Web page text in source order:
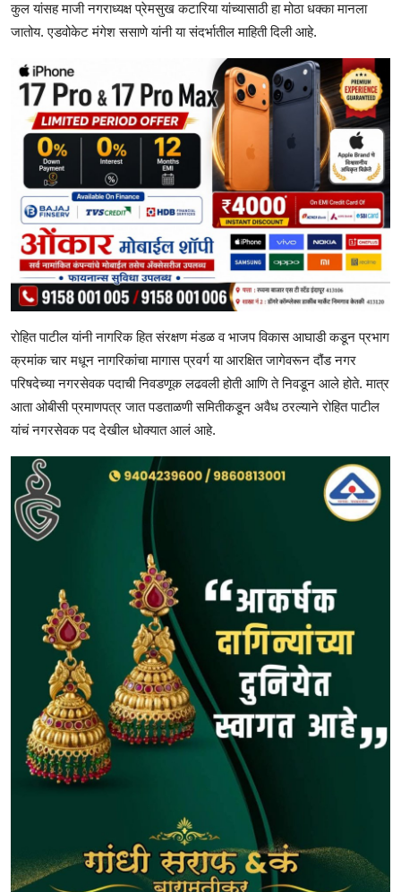
कुल यांसह माजी नगराध्यक्ष प्रेमसुख कटारिया यांच्यासाठी हा मोठा धक्का मानला
जातोय. एडवोकेट मंगेश ससाणे यांनी या संदर्भातील माहिती दिली आहे.
रोहित पाटील यांनी नागरिक हित संरक्षण मंडळ व भाजप विकास आघाडी कडून प्रभाग
क्रमांक चार मधून नागरिकांचा मागास प्रवर्ग या आरक्षित जागेवरून दौंड नगर
परिषदेच्या नगरसेवक पदाची निवडणूक लढवली होती आणि ते निवडून आले होते. मात्र
आता ओबीसी प्रमाणपत्र जात पडताळणी समितीकडून अवैध ठरल्याने रोहित पाटील
यांचं नगरसेवक पद देखील धोक्यात आलं आहे.